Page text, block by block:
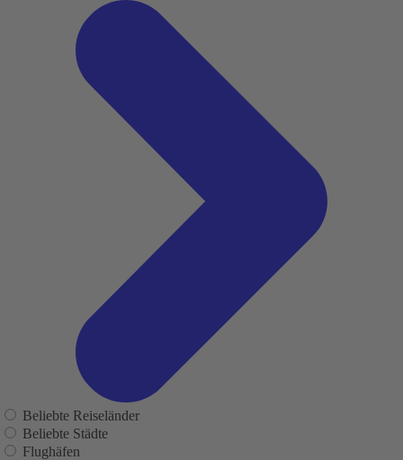
Beliebte Reiseländer
Beliebte Städte
Flughäfen